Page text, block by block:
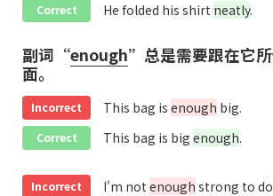
Correct He folded his shirt neatly.
副词“enough”总是需要跟在它
面。
Incorrect This bag is enough big.
Correct This bag is big enough.
Incorrect I'm not enough strong to